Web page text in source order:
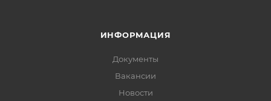
ИНФОРМАЦИЯ
Документы
Вакансии
Новости